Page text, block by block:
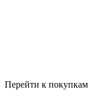
Перейти к покупкам